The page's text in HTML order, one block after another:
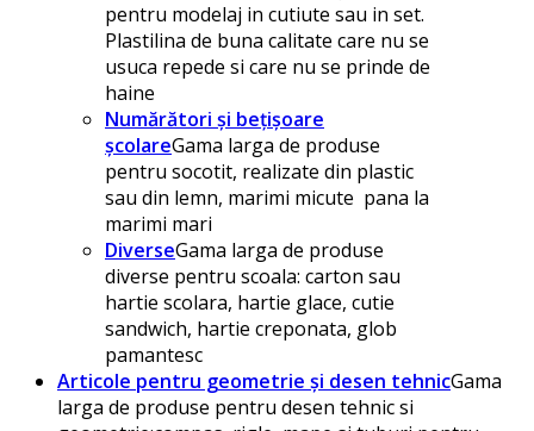
pentru modelaj in cutiute sau in set.
Plastilina de buna calitate care nu se
usuca repede si care nu se prinde de
haine
Numărători și bețișoare
școlareGama larga de produse
pentru socotit, realizate din plastic
sau din lemn, marimi micute pana la
marimi mari
DiverseGama larga de produse
diverse pentru scoala: carton sau
hartie scolara, hartie glace, cutie
sandwich, hartie creponata, glob
pamantesc
Articole pentru geometrie și desen tehnicGama
larga de produse pentru desen tehnic si